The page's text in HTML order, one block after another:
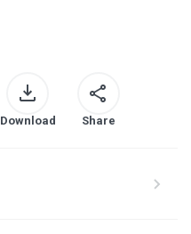
Download Share